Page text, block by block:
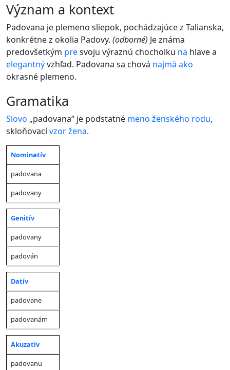
význam a kontext
Padovana je plemeno sliepok, pochádzajúce z Talianska,
konkrétne z okolia Padovy. (odborné) Je známa
predovšetkým presvoju výraznú chocholku na hlave a
elegantnývzhľad. Padovana sa chová najmä ako
okrasné plemeno.
gramatika
Slovo „padovana“ je podstatné meno ženského rodu,
skloňovacívzoržena.
Pád
Jednotné
číslo
Nominatív
padovana
padovany
Genitív
padovany
padován
Datív
padovane
padovanám
Akuzatív
padovanu